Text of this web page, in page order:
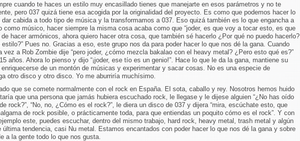
cuando te haces un estilo muy encasillado tienes que manejarte en esos parámetros y no te
pero 037 quizá tiene esa acogida por la originalidad del proyecto. Es como que podemos hacer lo
cabida a todo tipo de música y la transformamos a 037. Eso quizá también es lo que engancha a
como músico, hacer siempre la misma cosa acaba como que “joder, es que voy a tocar esto, es que
hacer armónicos, ahora quiero hacer otra cosa, que también sé hacerlo ¿Por qué no puedo hacerlo?
Pues no. Gracias a eso, este grupo nos da para poder hacer lo que nos dé la gana. Cuando
vez a Rob Zombie dije “pero joder, ¿cómo mezcla bakalao con el heavy metal? ¿Pero esto qué es?”
años. Ahora lo pienso y dijo “¡joder, ese tío es un genio!”. Hace lo que le da la gana, mantiene su
de un montón de músicas y experimentar y sacar cosas. No es una especie de
otro disco y otro disco. Yo me aburriría muchísimo.
que se comete normalmente con el rock en España. El sota, caballo y rey. Nosotros hemos huido
que una persona que jamás hubiera escuchado rock, le llegase y le dijese alguien “¿No has oído
rock?”, “No, no, ¿Cómo es el rock?”, le diera un disco de 037 y dijera “mira, escúchate esto, que
de rock posible, o prácticamente toda, para que entiendas un poquito cómo es el rock”. Y con
este, puedes escuchar, dentro del mismo trabajo, hard rock, heavy metal, trash metal y algún
última tendencia, casi Nu metal. Estamos encantados con poder hacer lo que nos dé la gana y sobre
a la gente todo lo que nos gusta.